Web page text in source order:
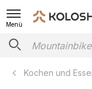
Menü
Kochen und